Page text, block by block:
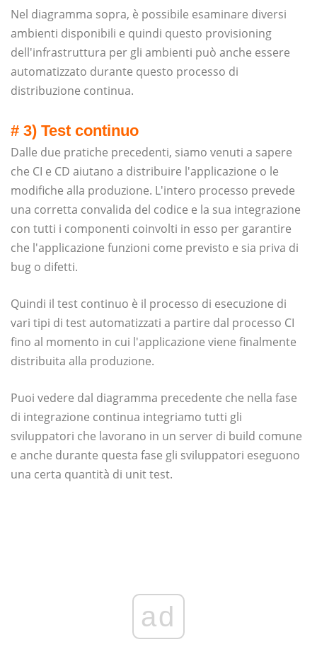
Nel diagramma sopra, è possibile esaminare diversi
ambienti disponibili e quindi questo provisioning
dell'infrastruttura per gli ambienti può anche essere
automatizzato durante questo processo di
distribuzione continua.
# 3) Test continuo
Dalle due pratiche precedenti, siamo venuti a sapere
che CI e CD aiutano a distribuire l'applicazione o le
modifiche alla produzione. L'intero processo prevede
una corretta convalida del codice e la sua integrazione
con tutti i componenti coinvolti in esso per garantire
che l'applicazione funzioni come previsto e sia priva di
bug o difetti.
Quindi il test continuo è il processo di esecuzione di
vari tipi di test automatizzati a partire dal processo CI
fino al momento in cui l'applicazione viene finalmente
distribuita alla produzione.
Puoi vedere dal diagramma precedente che nella fase
di integrazione continua integriamo tutti gli
sviluppatori che lavorano in un server di build comune
e anche durante questa fase gli sviluppatori eseguono
una certa quantità di unit test.
ad